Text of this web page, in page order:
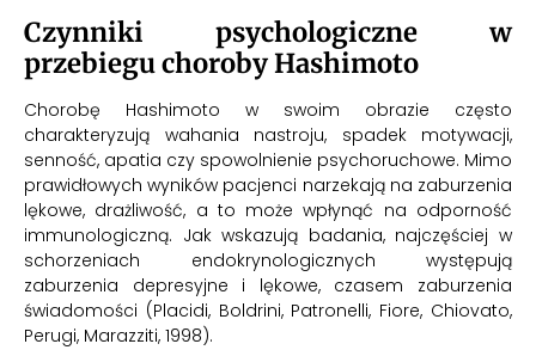
Czynniki psychologiczne w
przebiegu choroby Hashimoto
Chorobę Hashimoto w swoim obrazie często
charakteryzują wahania nastroju, spadek motywacji,
senność, apatia czy spowolnienie psychoruchowe. Mimo
prawidłowych wyników pacjenci narzekają na zaburzenia
lękowe, drażliwość, a to może wpłynąć na odporność
immunologiczną. Jak wskazują badania, najczęściej w
schorzeniach endokrynologicznych występują
zaburzenia depresyjne i lękowe, czasem zaburzenia
świadomości (Placidi, Boldrini, Patronelli, Fiore, Chiovato,
Perugi, Marazziti, 1998).